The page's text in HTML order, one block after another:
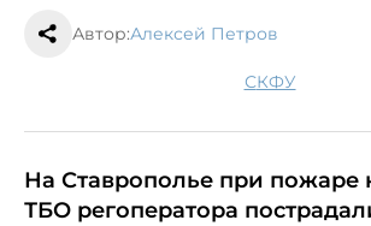
Автор:Алексей Петров
СКФУ
На Ставрополье при пожаре
ТБО регоператора